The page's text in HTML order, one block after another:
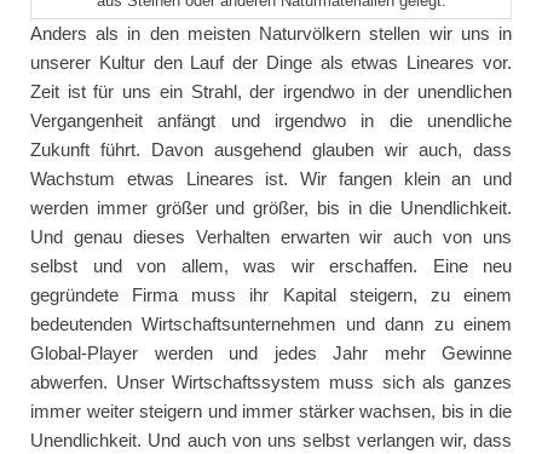
Anders als in den meisten Naturvölkern stellen wir uns in
unserer Kultur den Lauf der Dinge als etwas Lineares vor.
Zeit ist für uns ein Strahl, der irgendwo in der unendlichen
Vergangenheit anfängt und irgendwo in die unendliche
Zukunft führt. Davon ausgehend glauben wir auch, dass
Wachstum etwas Lineares ist. Wir fangen klein an und
werden immer größer und größer, bis in die Unendlichkeit.
Und genau dieses Verhalten erwarten wir auch von uns
selbst und von allem, was wir erschaffen. Eine neu
gegründete Firma muss ihr Kapital steigern, zu einem
bedeutenden Wirtschaftsunternehmen und dann zu einem
Global-Player werden und jedes Jahr mehr Gewinne
abwerfen. Unser Wirtschaftssystem muss sich als ganzes
immer weiter steigern und immer stärker wachsen, bis in die
Unendlichkeit. Und auch von uns selbst verlangen wir, dass